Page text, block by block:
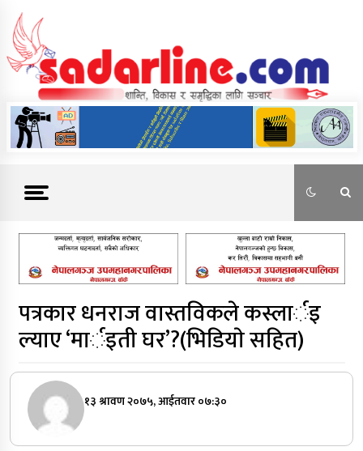
content
News For Nepal
पत्रकार धनराज वास्तविकले कस्लार्इ
ल्याए ‘मार्इती घर’?(भिडियाे सहित)
१३ श्रावण २०७५, आईतवार ०७:३०